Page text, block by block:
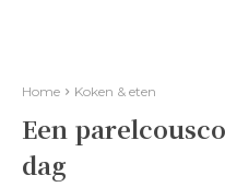
Home Koken & eten
Een
dag